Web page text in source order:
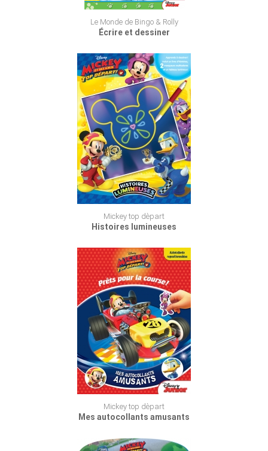
Le Monde de Bingo & Rolly
Écrire et dessiner
Mickey top dèpart
Histoires lumineuses
Mickey top dèpart
Mes autocollants amusants